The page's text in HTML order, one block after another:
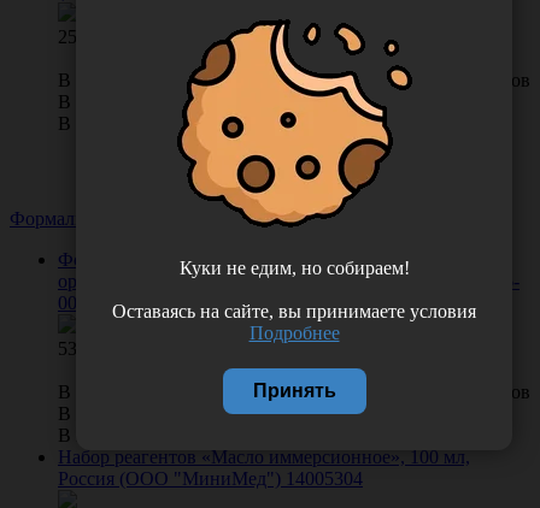
2572.00
0 отзывов
В КОРЗИНУ
В наличии во Владивостоке 3 набор.
В наличии в Хабаровске 0 набор.
Формалин, масла
Посмотреть все 2
Формалин HistoSafe® 10% забуференный
оригинальный, 1 л, Россия (ООО "ЭргоПродакшн") 06-
001/S (В06-001/S)
538.00
0 отзывов
В КОРЗИНУ
В наличии во Владивостоке 68 фл.
В наличии в Хабаровске 0 фл.
Набор реагентов «Масло иммерсионное», 100 мл,
Россия (ООО "МиниМед") 14005304
Куки не едим, но собираем!
Оставаясь на сайте, вы принимаете условия
Подробнее
Принять